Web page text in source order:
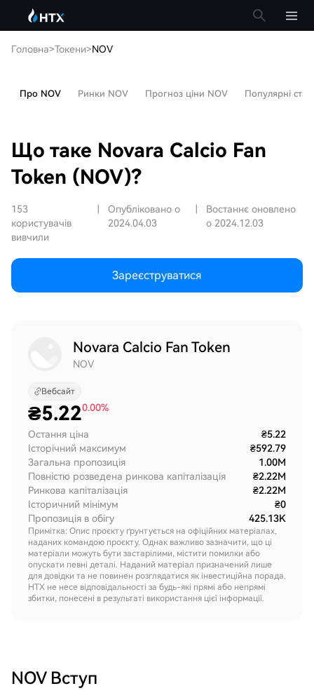
Головна>Токени>NOV
Про NOV Ринки NOV Прогноз ціни NOV Популярні
Що таке Novara Calcio Fan
Token (NOV)?
153
користувачів
вивчили
Опубліковано о
2024.04.03
Востаннє оновлено
о 2024.12.03
Зареєструватися
Novara Calcio Fan Token
NOV
Вебсайт
₴5.220.00%
Остання ціна
₴5.22
Історічний максимум
₴592.79
Загальна пропозиція
1.00M
Повністю розведена ринкова капіталізація
₴2.22M
Ринкова капіталізація
₴2.22M
Історичний мінімум
₴0
Пропозиція в обігу
425.13K
Примітка: Опис проєкту ґрунтується на офіційних матеріалах,
наданих командою проєкту. Однак важливо зазначити, що ці
матеріали можуть бути застарілими, містити помилки або
опускати певні деталі. Наданий матеріал призначений лише
для довідки та не повинен розглядатися як інвестиційна порада.
HTX не несе відповідальності за будь-які прямі або непрямі
збитки, понесені в результаті використання цієї інформації.
NOV Вступ